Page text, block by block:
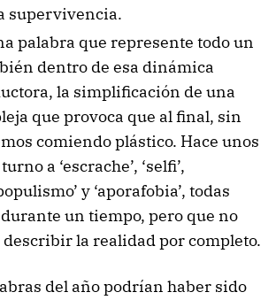
supervivencia.
palabra que represente todo un
dentro de esa dinámica
la simplificación de una
que provoca que al final, sin
comiendo plástico. Hace unos
a ‘escrache’, ‘selfi’,
y ‘aporafobia’, todas
un tiempo, pero que no
la realidad por completo.
del año podrían haber sido